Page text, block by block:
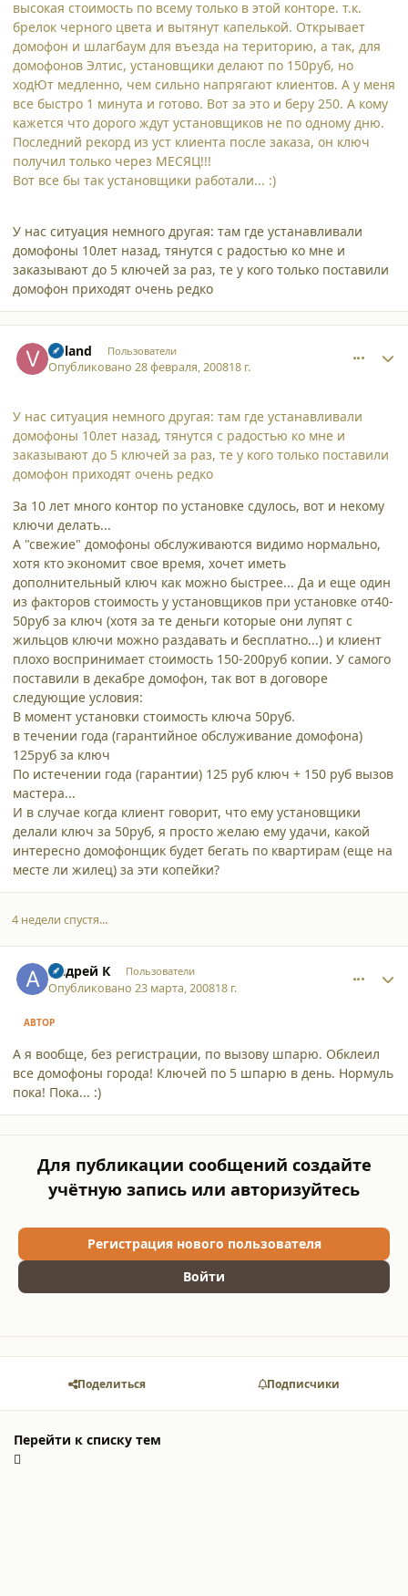
высокая стоимость по всему только в этой конторе. т.к.
брелок черного цвета и вытянут капелькой. Открывает
домофон и шлагбаум для въезда на територию, а так, для
домофонов Элтис, установщики делают по 150руб, но
ходЮт медленно, чем сильно напрягают клиентов. А у меня
все быстро 1 минута и готово. Вот за это и беру 250. А кому
кажется что дорого ждут установщиков не по одному дню.
Последний рекорд из уст клиента после заказа, он ключ
получил только через МЕСЯЦ!!!
Вот все бы так установщики работали... :)
У нас ситуация немного другая: там где устанавливали
домофоны 10лет назад, тянутся с радостью ко мне и
заказывают до 5 ключей за раз, те у кого только поставили
домофон приходят очень редко
Voland Пользователи
Опубликовано28 февраля, 200818 г.
У нас ситуация немного другая: там где устанавливали
домофоны 10лет назад, тянутся с радостью ко мне и
заказывают до 5 ключей за раз, те у кого только поставили
домофон приходят очень редко
За 10 лет много контор по установке сдулось, вот и некому
ключи делать...
А "свежие" домофоны обслуживаются видимо нормально,
хотя кто экономит свое время, хочет иметь
дополнительный ключ как можно быстрее... Да и еще один
из факторов стоимость у установщиков при установке от40-
50руб за ключ (хотя за те деньги которые они лупят с
жильцов ключи можно раздавать и бесплатно...) и клиент
плохо воспринимает стоимость 150-200руб копии. У самого
поставили в декабре домофон, так вот в договоре
следующие условия:
В момент установки стоимость ключа 50руб.
в течении года (гарантийное обслуживание домофона)
125руб за ключ
По истечении года (гарантии) 125 руб ключ + 150 руб вызов
мастера...
И в случае когда клиент говорит, что ему установщики
делали ключ за 50руб, я просто желаю ему удачи, какой
интересно домофонщик будет бегать по квартирам (еще на
месте ли жилец) за эти копейки?
4 недели спустя...
Андрей К Пользователи
Опубликовано23 марта, 200818 г.
АВТОР
А я вообще, без регистрации, по вызову шпарю. Обклеил
все домофоны города! Ключей по 5 шпарю в день. Нормуль
пока! Пока... :)
Для публикации сообщений создайте
учётную запись или авторизуйтесь
Регистрация нового пользователя
Войти
Поделиться Подписчики
Перейти к списку тем